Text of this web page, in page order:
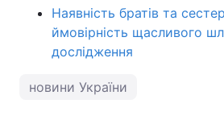
Наявність братів та
ймовірність щасливого
дослідження
новини України